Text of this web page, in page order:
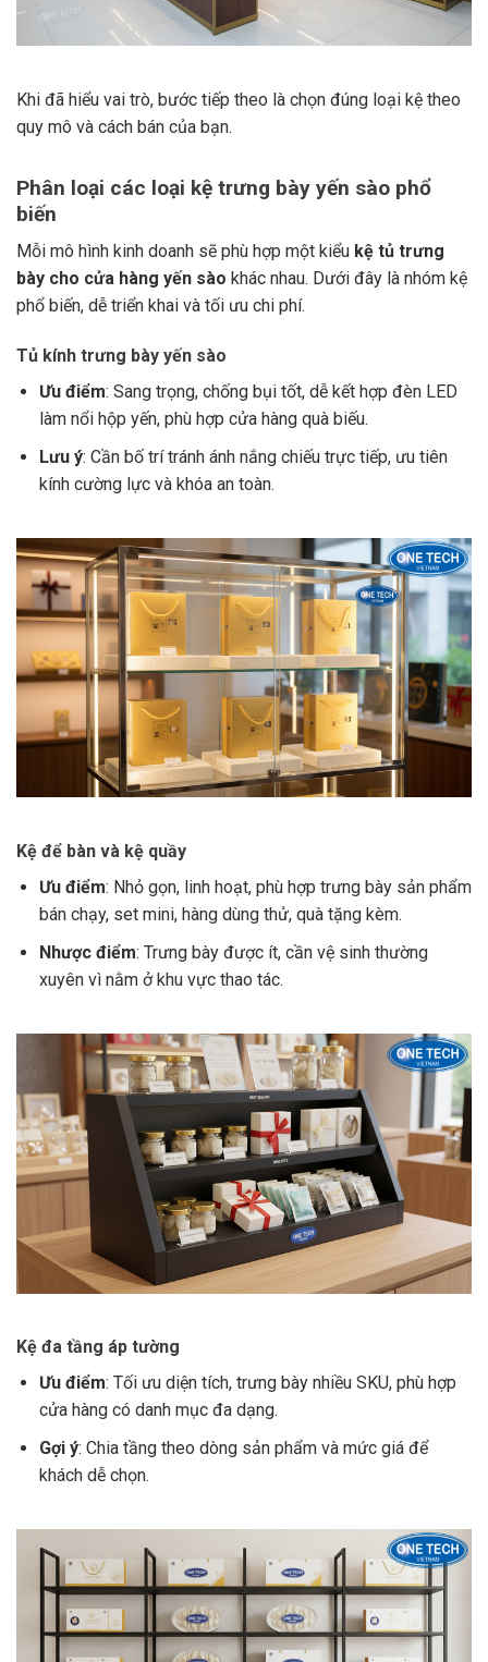
Khi đã hiểu vai trò, bước tiếp theo là chọn đúng loại kệ theo
quy mô và cách bán của bạn.
Phân loại các loại kệ trưng bày yến sào phổ
biến
Mỗi mô hình kinh doanh sẽ phù hợp một kiểu kệ tủ trưng
bày cho cửa hàng yến sào khác nhau. Dưới đây là nhóm kệ
phổ biến, dễ triển khai và tối ưu chi phí.
Tủ kính trưng bày yến sào
Ưu điểm: Sang trọng, chống bụi tốt, dễ kết hợp đèn LED
làm nổi hộp yến, phù hợp cửa hàng quà biếu.
Lưu ý: Cần bố trí tránh ánh nắng chiếu trực tiếp, ưu tiên
kính cường lực và khóa an toàn.
Kệ để bàn và kệ quầy
Ưu điểm: Nhỏ gọn, linh hoạt, phù hợp trưng bày sản phẩm
bán chạy, set mini, hàng dùng thử, quà tặng kèm.
Nhược điểm: Trưng bày được ít, cần vệ sinh thường
xuyên vì nằm ở khu vực thao tác.
Kệ đa tầng áp tường
Ưu điểm: Tối ưu diện tích, trưng bày nhiều SKU, phù hợp
cửa hàng có danh mục đa dạng.
Gợi ý: Chia tầng theo dòng sản phẩm và mức giá để
khách dễ chọn.